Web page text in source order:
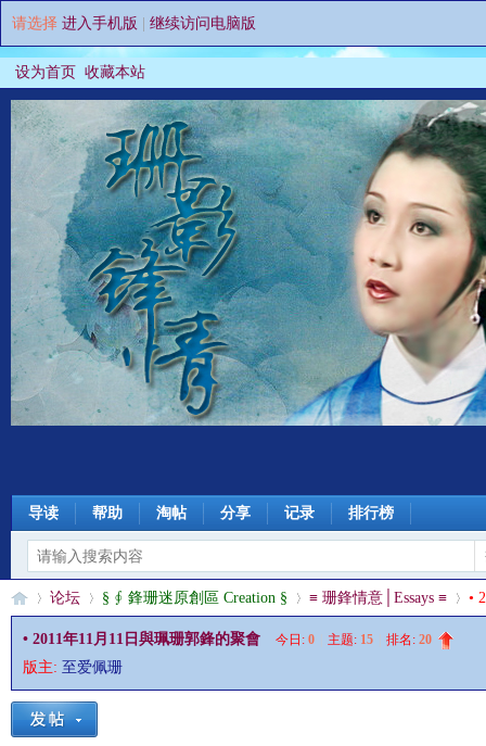
请选择 进入手机版 继续访问电脑版
设为首页 收藏本站
导读 帮助 淘帖 分享 记录 排行榜
§ »
论坛
›
§ ∮ 鋒珊迷原創區 Creation §
›
≡ 珊鋒情意│Essays ≡
›
•
• 2011年11月11日與珮珊郭鋒的聚會 今日: 0 主题: 15 排名: 20
版主: 至爱佩珊